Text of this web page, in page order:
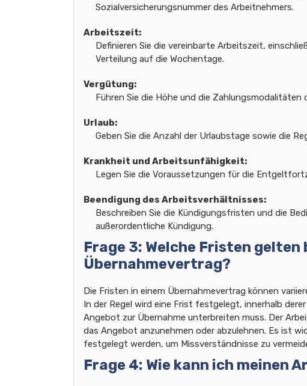
Sozialversicherungsnummer des Arbeitnehmers.
Arbeitszeit:
Definieren Sie die vereinbarte Arbeitszeit,
Verteilung auf die Wochentage.
Vergütung:
Führen Sie die Höhe und die Zahlungsmodalitäten
Urlaub:
Geben Sie die Anzahl der Urlaubstage sowie die
Krankheit und Arbeitsunfähigkeit:
Legen Sie die Voraussetzungen für die
Beendigung des Arbeitsverhältnisses:
Beschreiben Sie die Kündigungsfristen und die
außerordentliche Kündigung.
Frage 3: Welche Fristen gelten
Übernahmevertrag?
Die Fristen in einem Übernahmevertrag können
In der Regel wird eine Frist festgelegt, innerhalb
Angebot zur Übernahme unterbreiten muss. Der
das Angebot anzunehmen oder abzulehnen. Es ist
festgelegt werden, um Missverständnisse zu
Frage 4: Wie kann ich meinen